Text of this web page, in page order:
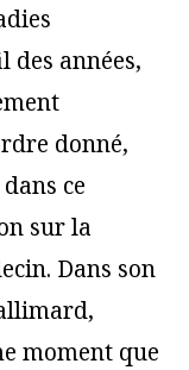
des années,
donné,
ce
sur la
Dans son
moment que